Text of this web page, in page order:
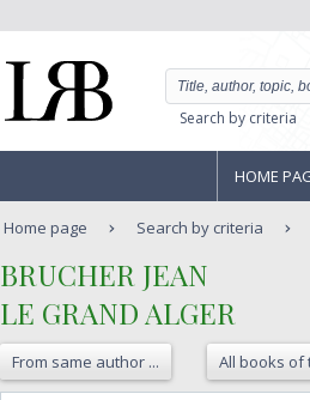
Search by criteria
HOME
Home page Search by criteria
‎BRUCHER JEAN‎
‎LE GRAND ALGER‎
From same author ... All books of